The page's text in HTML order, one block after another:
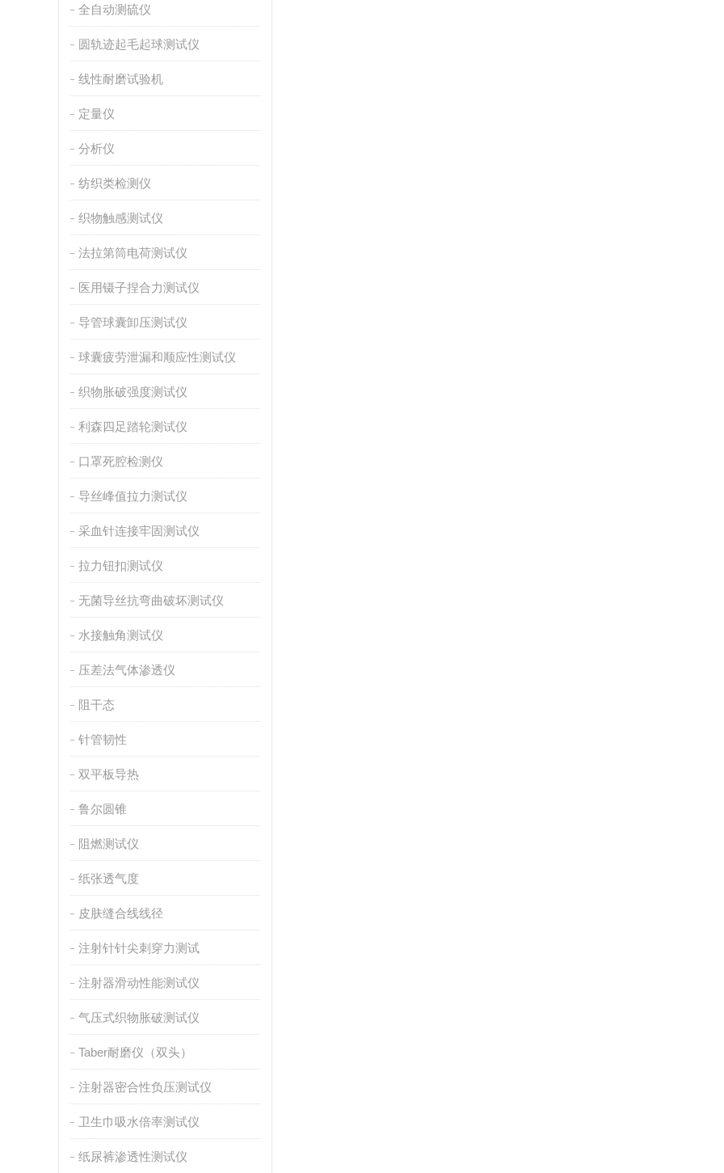
全自动测硫仪
圆轨迹起毛起球测试仪
线性耐磨试验机
定量仪
分析仪
纺织类检测仪
织物触感测试仪
法拉第筒电荷测试仪
医用镊子捏合力测试仪
导管球囊卸压测试仪
球囊疲劳泄漏和顺应性测试仪
织物胀破强度测试仪
利森四足踏轮测试仪
口罩死腔检测仪
导丝峰值拉力测试仪
采血针连接牢固测试仪
拉力钮扣测试仪
无菌导丝抗弯曲破坏测试仪
水接触角测试仪
压差法气体渗透仪
阻干态
针管韧性
双平板导热
鲁尔圆锥
阻燃测试仪
纸张透气度
皮肤缝合线线径
注射针针尖刺穿力测试
注射器滑动性能测试仪
气压式织物胀破测试仪
Taber耐磨仪（双头）
注射器密合性负压测试仪
卫生巾吸水倍率测试仪
纸尿裤渗透性测试仪